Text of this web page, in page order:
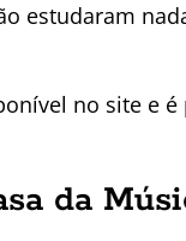
estudaram
no site e
da